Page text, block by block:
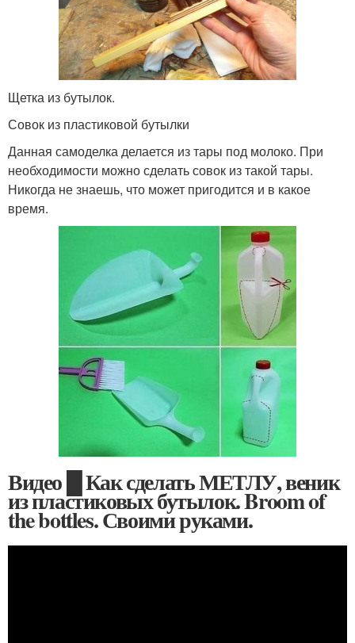
Щетка из бутылок.
Совок из пластиковой бутылки
Данная самоделка делается из тары под молоко. При
необходимости можно сделать совок из такой тары.
Никогда не знаешь, что может пригодится и в какое
время.
Видео █ Как сделать МЕТЛУ, веник
из пластиковых бутылок. Broom of
the bottles. Своими руками.